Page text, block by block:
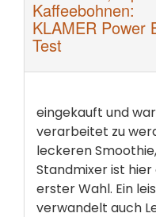
Kaffeebohnen:
KLAMER Power
Test
eingekauft und
verarbeitet zu
leckeren
Standmixer ist
erster Wahl. Ein
verwandelt auch